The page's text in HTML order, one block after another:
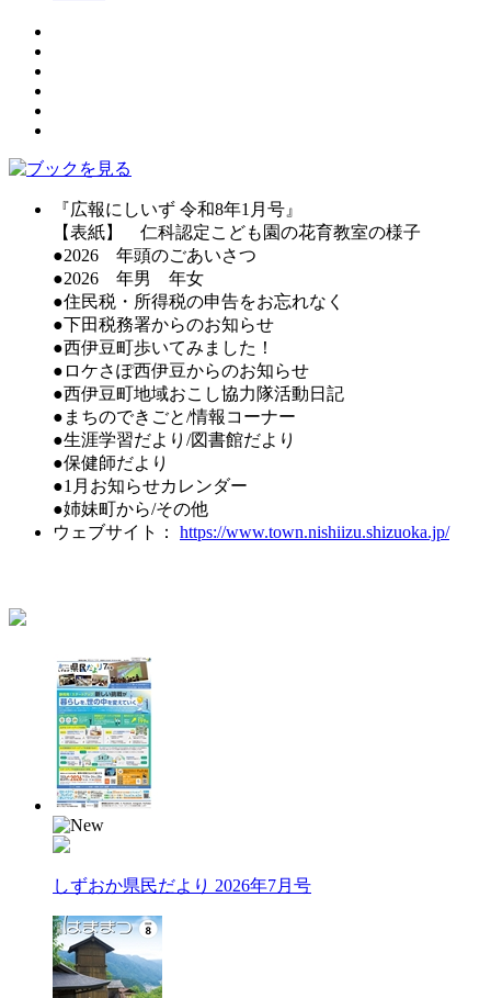
『広報にしいず 令和8年1月号』
【表紙】 仁科認定こども園の花育教室の様子
●2026 年頭のごあいさつ
●2026 年男 年女
●住民税・所得税の申告をお忘れなく
●下田税務署からのお知らせ
●西伊豆町歩いてみました！
●ロケさぽ西伊豆からのお知らせ
●西伊豆町地域おこし協力隊活動日記
●まちのできごと/情報コーナー
●生涯学習だより/図書館だより
●保健師だより
●1月お知らせカレンダー
●姉妹町から/その他
ウェブサイト： https://www.town.nishiizu.shizuoka.jp/
しずおか県民だより 2026年7月号